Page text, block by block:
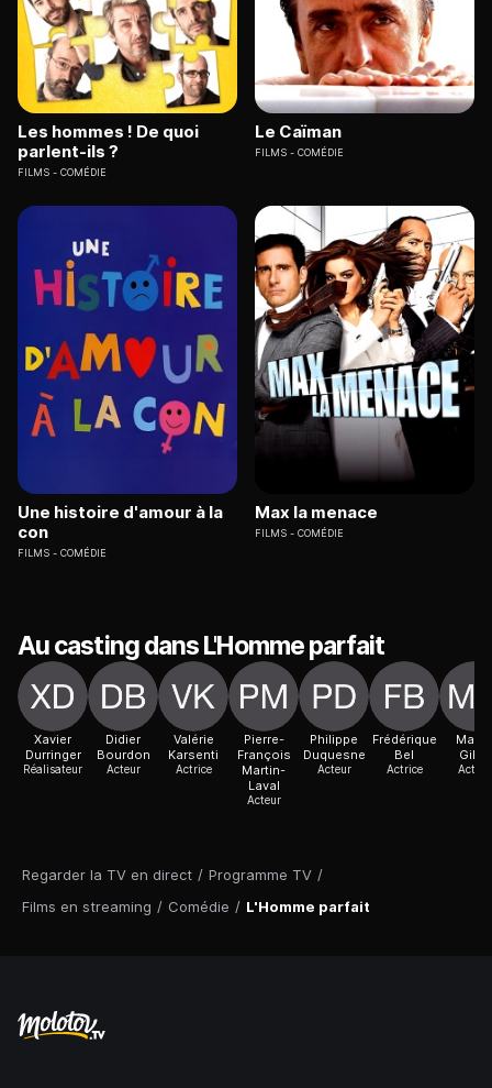
Regarder la TV en direct / Programme TV /
Films en streaming / Comédie / L'Homme parfait
Les hommes ! De quoi
parlent-ils ?
FILMS COMÉDIE
Le Caïman
FILMS COMÉDIE
Une histoire d'amour à la
con
FILMS COMÉDIE
Max la menace
FILMS COMÉDIE
Au casting dans L'Homme parfait
Xavier
Durringer
Réalisateur
Didier
Bourdon
Acteur
Valérie
Karsenti
Actrice
Pierre-
François
Martin-
Laval
Acteur
Philippe
Duquesne
Acteur
Frédérique
Bel
Actrice
Gillis
Acteur